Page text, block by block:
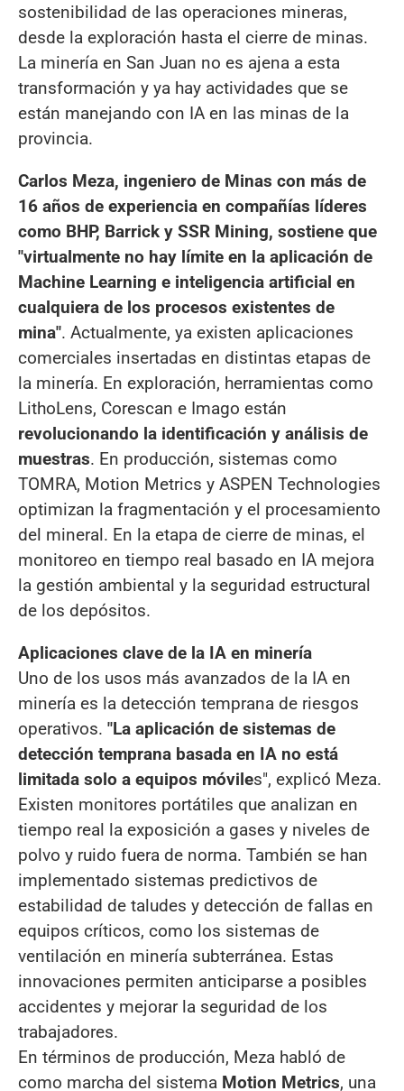
sostenibilidad de las operaciones mineras,
desde la exploración hasta el cierre de minas.
La minería en San Juan no es ajena a esta
transformación y ya hay actividades que se
están manejando con IA en las minas de la
provincia.
Carlos Meza, ingeniero de Minas con más de
16 años de experiencia en compañías líderes
como BHP, Barrick y SSR Mining, sostiene que
"virtualmente no hay límite en la aplicación de
Machine Learning e inteligencia artificial en
cualquiera de los procesos existentes de
mina". Actualmente, ya existen aplicaciones
comerciales insertadas en distintas etapas de
la minería. En exploración, herramientas como
LithoLens, Corescan e Imago están
revolucionando la identificación y análisis de
muestras. En producción, sistemas como
TOMRA, Motion Metrics y ASPEN Technologies
optimizan la fragmentación y el procesamiento
del mineral. En la etapa de cierre de minas, el
monitoreo en tiempo real basado en IA mejora
la gestión ambiental y la seguridad estructural
de los depósitos.
Aplicaciones clave de la IA en minería
Uno de los usos más avanzados de la IA en
minería es la detección temprana de riesgos
operativos. "La aplicación de sistemas de
detección temprana basada en IA no está
limitada solo a equipos móviles", explicó Meza.
Existen monitores portátiles que analizan en
tiempo real la exposición a gases y niveles de
polvo y ruido fuera de norma. También se han
implementado sistemas predictivos de
estabilidad de taludes y detección de fallas en
equipos críticos, como los sistemas de
ventilación en minería subterránea. Estas
innovaciones permiten anticiparse a posibles
accidentes y mejorar la seguridad de los
trabajadores.
En términos de producción, Meza habló de
como marcha del sistema Motion Metrics, una